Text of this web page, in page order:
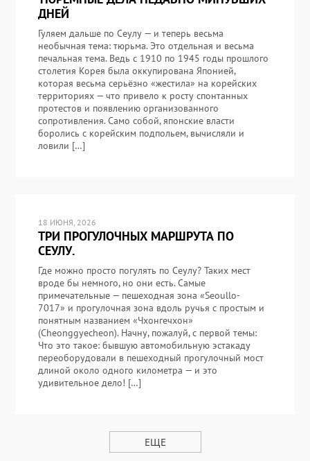
ДНЕЙ
Гуляем дальше по Сеулу — и теперь весьма
необычная тема: тюрьма. Это отдельная и весьма
печальная тема. Ведь с 1910 по 1945 годы прошлого
столетия Корея была оккупирована Японией,
которая весьма серьёзно «жестила» на корейских
территориях — что привело к росту спонтанных
протестов и появлению организованного
сопротивления. Само собой, японские власти
боролись с корейским подпольем, вычисляли и
ловили […]
18 ИЮНЯ, 2026
ТРИ ПРОГУЛОЧНЫХ МАРШРУТА ПО
СЕУЛУ.
Где можно просто погулять по Сеулу? Таких мест
вроде бы немного, но они есть. Самые
примечательные — пешеходная зона «Seoullo-
7017» и прогулочная зона вдоль ручья с простым и
понятным названием «Чхонгечхон»
(Cheonggyecheon). Начну, пожалуй, с первой темы:
Что это такое: бывшую автомобильную эстакаду
переоборудовали в пешеходный прогулочный мост
длиной около одного километра — и это
удивительное дело! […]
ЕЩЕ